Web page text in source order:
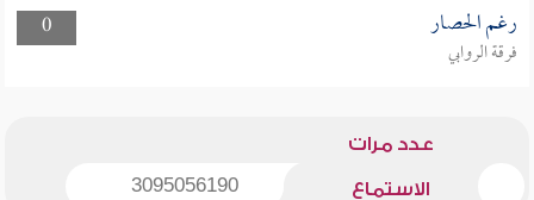
0
رغم الحصار
فرقة الروابي
عدد مرات
الاستماع 3095056190